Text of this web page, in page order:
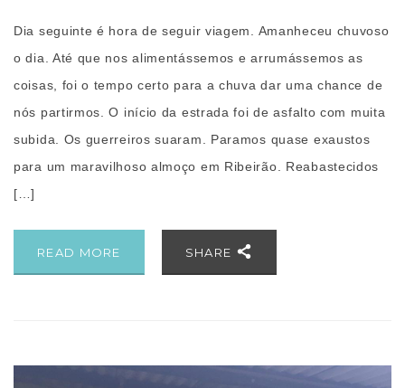
Dia seguinte é hora de seguir viagem. Amanheceu chuvoso
o dia. Até que nos alimentássemos e arrumássemos as
coisas, foi o tempo certo para a chuva dar uma chance de
nós partirmos. O início da estrada foi de asfalto com muita
subida. Os guerreiros suaram. Paramos quase exaustos
para um maravilhoso almoço em Ribeirão. Reabastecidos
[…]
READ MORE SHARE